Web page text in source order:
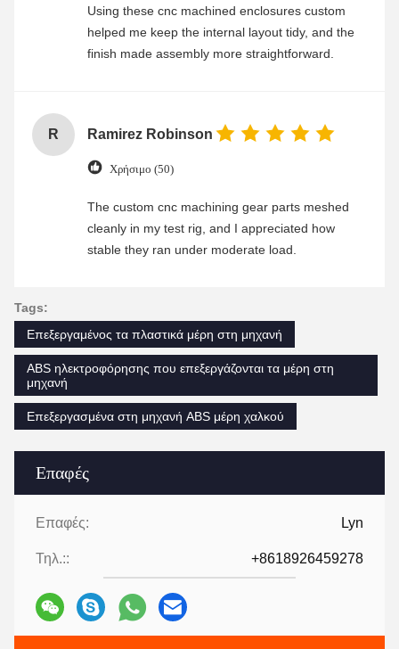
Επαφές
Επαφές: Lyn
Τηλ.:: +8618926459278
Using these cnc machined enclosures custom
helped me keep the internal layout tidy, and the
finish made assembly more straightforward.
R Ramirez Robinson
Χρήσιμο (50)
The custom cnc machining gear parts meshed
cleanly in my test rig, and I appreciated how
stable they ran under moderate load.
Tags:
Επεξεργαμένος τα πλαστικά μέρη στη μηχανή
ABS ηλεκτροφόρησης που επεξεργάζονται τα μέρη στη
μηχανή
Επεξεργασμένα στη μηχανή ABS μέρη χαλκού